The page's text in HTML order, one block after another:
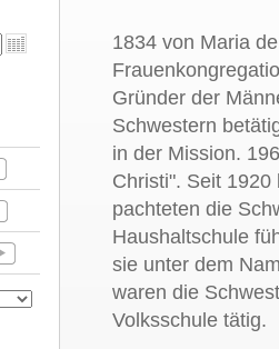
1834 von Maria
Gründer der
Schwestern
in der Mission.
Christi". Seit
pachteten die
Haushaltschule
sie unter dem
waren die
Volksschule tätig.